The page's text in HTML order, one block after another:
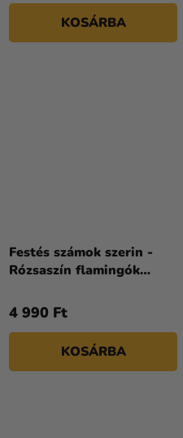
KOSÁRBA
Festés számok szerin -
Rózsaszín flamingók
cm
4 990 Ft
KOSÁRBA